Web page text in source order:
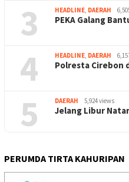
3 HEADLINE, DAERAH
PEKA Galang
4 HEADLINE, DAERAH
Polresta Cirebon
5 DAERAH 5,924 views
Jelang Libur
PERUMDA TIRTA KAHURIPAN